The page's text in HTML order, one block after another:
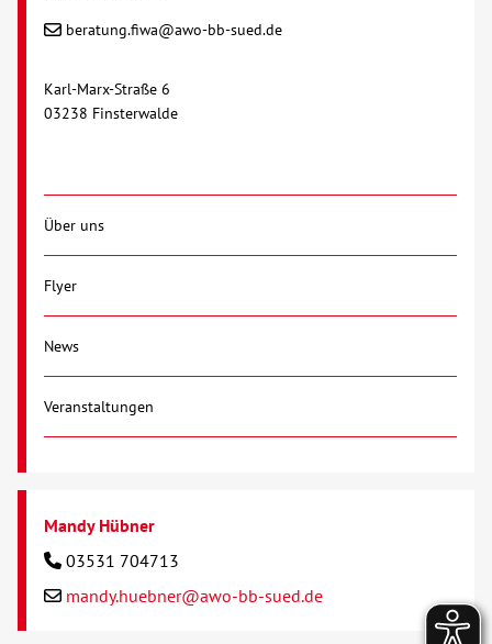
beratung.fiwa@awo-bb-sued.de
Karl-Marx-Straße 6
03238 Finsterwalde
Über uns
Flyer
News
Veranstaltungen
Mandy Hübner
03531 704713
mandy.huebner@awo-bb-sued.de